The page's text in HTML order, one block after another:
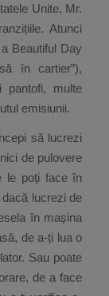
Unite, Mr.
Atunci
Beautiful Day
în cartier”),
pantofi, multe
emisiunii.
să lucrezi
de pulovere
le poți face în
lucrezi de
în mașina
de a-ți lua o
Sau poate
de a face